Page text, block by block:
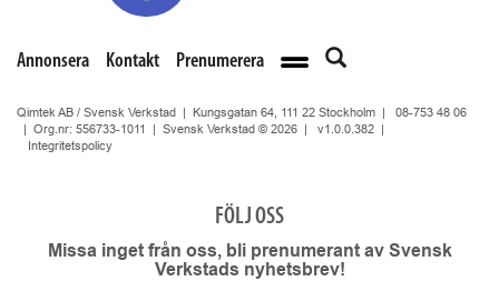
Annonsera Kontakt Prenumerera
Qimtek AB / Svensk Verkstad | Kungsgatan 64, 111 22 Stockholm | 08-753 48 06
| Org.nr: 556733-1011 | Svensk Verkstad © 2026 | v1.0.0.382
Integritetspolicy
FÖLJ OSS
Missa inget från oss, bli prenumerant av Svensk
Verkstads nyhetsbrev!